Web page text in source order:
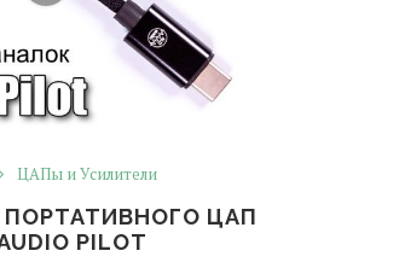
ЦАПы и Усилители
ЦАП
PILOT